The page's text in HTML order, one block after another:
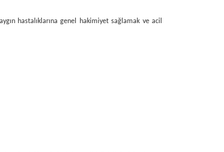
hastalıklarına genel hakimiyet sağlamak ve acil